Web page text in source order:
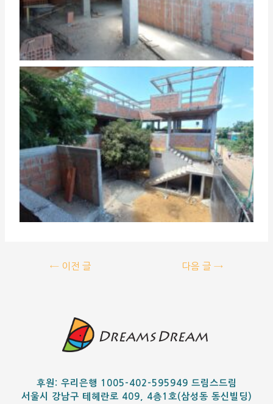
←이전 글 다음 글→
후원: 우리은행 1005-402-595949 드림스드림
서울시 강남구 테헤란로 409, 4층1호(삼성동 동신빌딩)